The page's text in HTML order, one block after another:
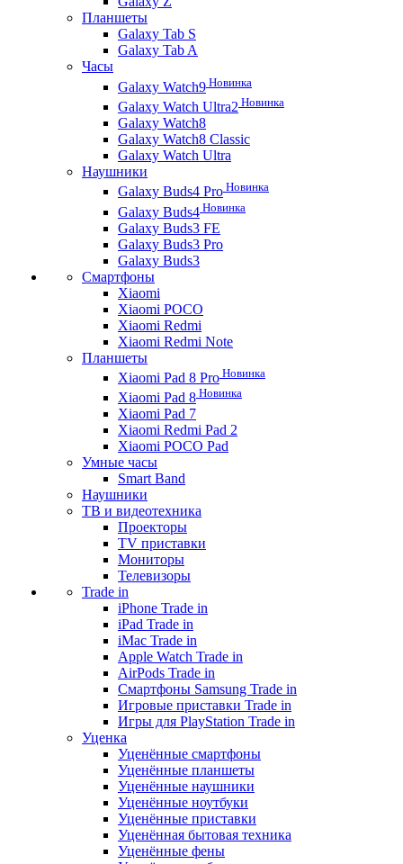
Планшеты
Galaxy Tab S
Galaxy Tab A
Часы
Galaxy Watch9 Новинка
Galaxy Watch Ultra2 Новинка
Galaxy Watch8
Galaxy Watch8 Classic
Galaxy Watch Ultra
Наушники
Galaxy Buds4 Pro Новинка
Galaxy Buds4 Новинка
Galaxy Buds3 FE
Galaxy Buds3 Pro
Galaxy Buds3
Смартфоны
Xiaomi
Xiaomi POCO
Xiaomi Redmi
Xiaomi Redmi Note
Планшеты
Xiaomi Pad 8 Pro Новинка
Xiaomi Pad 8 Новинка
Xiaomi Pad 7
Xiaomi Redmi Pad 2
Xiaomi POCO Pad
Умные часы
Smart Band
Наушники
ТВ и видеотехника
Проекторы
TV приставки
Мониторы
Телевизоры
Trade in
iPhone Trade in
iPad Trade in
iMac Trade in
Apple Watch Trade in
AirPods Trade in
Смартфоны Samsung Trade in
Игровые приставки Trade in
Игры для PlayStation Trade in
Уценка
Уценённые смартфоны
Уценённые планшеты
Уценённые наушники
Уценённые ноутбуки
Уценённые приставки
Уценённая бытовая техника
Уценённые фены